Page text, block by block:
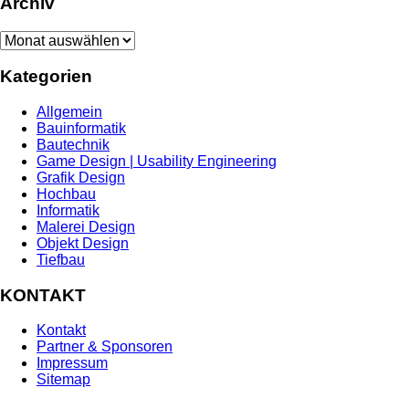
Archiv
Kategorien
Allgemein
Bauinformatik
Bautechnik
Game Design | Usability Engineering
Grafik Design
Hochbau
Informatik
Malerei Design
Objekt Design
Tiefbau
KONTAKT
Kontakt
Partner & Sponsoren
Impressum
Sitemap